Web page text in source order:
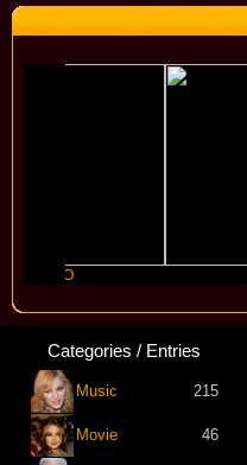
Categories / Entries
Music 215
Movie 46